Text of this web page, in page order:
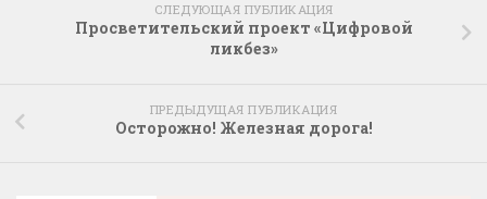
СЛЕДУЮЩАЯ ПУБЛИКАЦИЯ
Просветительский проект «Цифровой
ликбез»
ПРЕДЫДУЩАЯ ПУБЛИКАЦИЯ
Осторожно! Железная дорога!